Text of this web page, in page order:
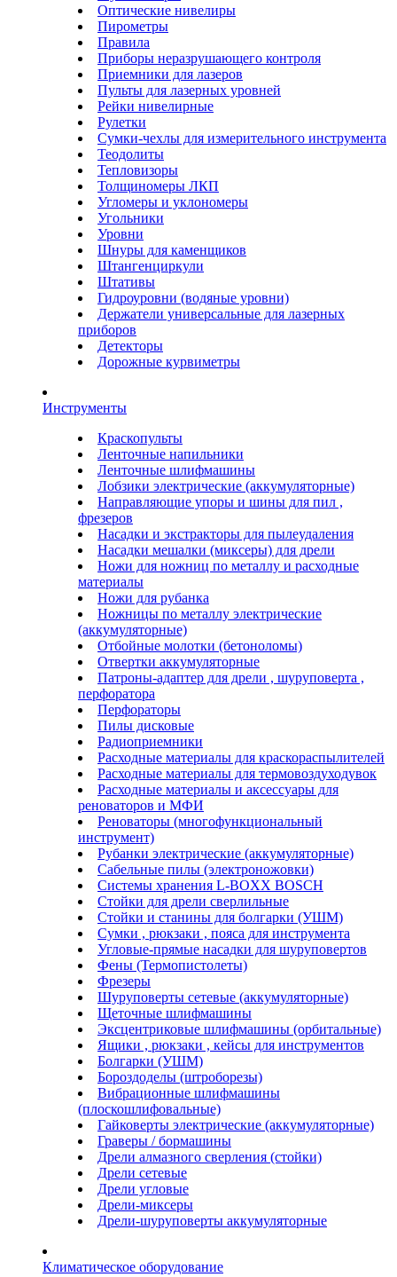
Оптические нивелиры
Пирометры
Правила
Приборы неразрушающего контроля
Приемники для лазеров
Пульты для лазерных уровней
Рейки нивелирные
Рулетки
Сумки-чехлы для измерительного инструмента
Теодолиты
Тепловизоры
Толщиномеры ЛКП
Угломеры и уклономеры
Угольники
Уровни
Шнуры для каменщиков
Штангенциркули
Штативы
Гидроуровни (водяные уровни)
Держатели универсальные для лазерных
приборов
Детекторы
Дорожные курвиметры
Инструменты
Краскопульты
Ленточные напильники
Ленточные шлифмашины
Лобзики электрические (аккумуляторные)
Направляющие упоры и шины для пил ,
фрезеров
Насадки и экстракторы для пылеудаления
Насадки мешалки (миксеры) для дрели
Ножи для ножниц по металлу и расходные
материалы
Ножи для рубанка
Ножницы по металлу электрические
(аккумуляторные)
Отбойные молотки (бетоноломы)
Отвертки аккумуляторные
Патроны-адаптер для дрели , шуруповерта ,
перфоратора
Перфораторы
Пилы дисковые
Радиоприемники
Расходные материалы для краскораспылителей
Расходные материалы для термовоздуходувок
Расходные материалы и аксессуары для
реноваторов и МФИ
Реноваторы (многофункциональный
инструмент)
Рубанки электрические (аккумуляторные)
Сабельные пилы (электроножовки)
Системы хранения L-BOXX BOSCH
Стойки для дрели сверлильные
Стойки и станины для болгарки (УШМ)
Сумки , рюкзаки , пояса для инструмента
Угловые-прямые насадки для шуруповертов
Фены (Термопистолеты)
Фрезеры
Шуруповерты сетевые (аккумуляторные)
Щеточные шлифмашины
Эксцентриковые шлифмашины (орбитальные)
Ящики , рюкзаки , кейсы для инструментов
Болгарки (УШМ)
Бороздоделы (штроборезы)
Вибрационные шлифмашины
(плоскошлифовальные)
Гайковерты электрические (аккумуляторные)
Граверы / бормашины
Дрели алмазного сверления (стойки)
Дрели сетевые
Дрели угловые
Дрели-миксеры
Дрели-шуруповерты аккумуляторные
Климатическое оборудование